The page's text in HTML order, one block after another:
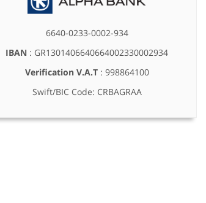
6640-0233-0002-934
IBAN : GR1301406640664002330002934
Verification V.A.T: 998864100
Swift/BIC Code: CRBAGRAA